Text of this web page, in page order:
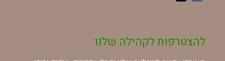
להצטרפות לקהילה שלנו